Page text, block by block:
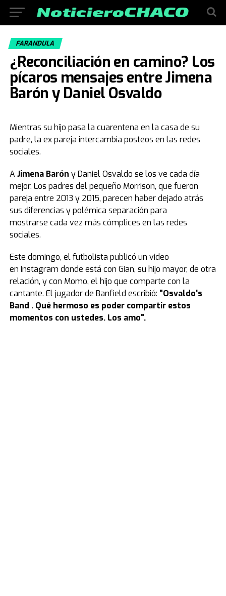
FARANDULA
¿Reconciliación en camino? Los
pícaros mensajes entre Jimena
Barón y Daniel Osvaldo
Mientras su hijo pasa la cuarentena en la casa de su
padre, la ex pareja intercambia posteos en las redes
sociales.
A Jimena Barón y Daniel Osvaldo se los ve cada día
mejor. Los padres del pequeño Morrison, que fueron
pareja entre 2013 y 2015, parecen haber dejado atrás
sus diferencias y polémica separación para
mostrarse cada vez más cómplices en las redes
sociales.
Este domingo, el futbolista publicó un video
en Instagram donde está con Gian, su hijo mayor, de otra
relación, y con Momo, el hijo que comparte con la
cantante. El jugador de Banfield escribió: "Osvaldo's
Band . Qué hermoso es poder compartir estos
momentos con ustedes. Los amo".